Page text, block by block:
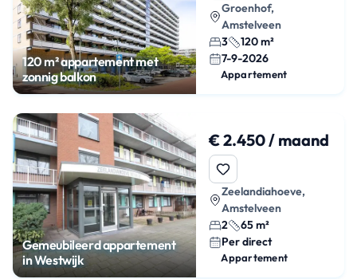
120 m² appartement met
zonnig balkon
Groenhof,
Amstelveen
3
120 m²
7-9-2026
Appartement
Gemeubileerd appartement
in Westwijk
€ 2.450 / maand
Zeelandiahoeve,
Amstelveen
2
65 m²
Per direct
Appartement